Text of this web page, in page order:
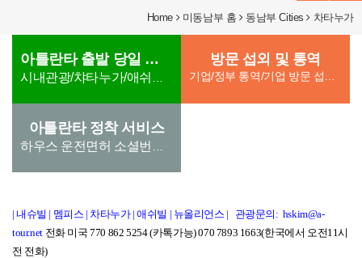
Home 미동남부 홈 동남부 Cities 차타누가
아틀란타 출발 당일 관광 방문 섭외 및 통역
아틀란타 정착 서비스
| 내슈빌 | 멤피스 | 차타누가|애쉬빌 | 뉴올리언스 | 관광문의: hskim@a-
tour.net 전화 미국 770 862 5254 (카톡가능) 070 7893 1663(한국에서 오전11시
전 전화)